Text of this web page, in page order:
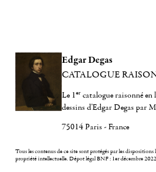
Edgar Degas
CATALOGUE
Le 1er catalogue raisonné en
dessins d'Edgar Degas par
75014 Paris - France
Tous les contenus de ce site sont protégés par les dispositions
propriété intellectuelle.Dépot légal BNF : 1er décembre 2022